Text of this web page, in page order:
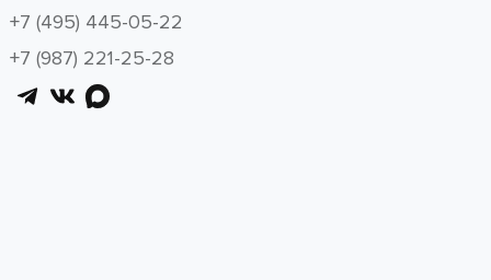
+7 (495) 445-05-22
+7 (987) 221-25-28